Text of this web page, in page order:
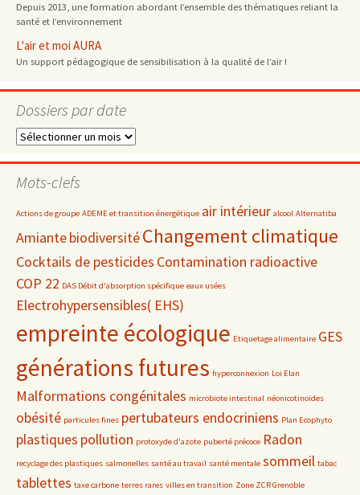
Depuis 2013, une formation abordant l’ensemble des thématiques reliant la
santé et l’environnement
L'air et moi AURA
Un support pédagogique de sensibilisation à la qualité de l’air !
Dossiers par date
Dossiers
date
Mots-clefs
Actions de groupe ADEME et transition énergétique air intérieur alcool Alternatiba
AmiantebiodiversitéChangement climatique
Cocktails de pesticides Contamination radioactive
COP 22 DAS Débit d'absorption spécifique eaux usées
Electrohypersensibles( EHS)
empreinte écologique Etiquetage alimentaire GES
générations futures hyperconnexion Loi Elan
Malformations congénitales microbiote intestinal néonicotinoïdes
obésité particules fines pertubateurs endocriniens Plan Ecophyto
plastiques pollution protoxyde d'azote puberté précoce Radon
recyclage des plastiques salmonelles santé au travail santé mentale sommeil tabac
tablettes taxe carbone terres rares villes en transition Zone ZCR Grenoble